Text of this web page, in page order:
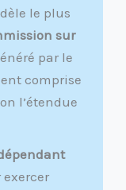
le plus
sur
par le
comprise
l’étendue